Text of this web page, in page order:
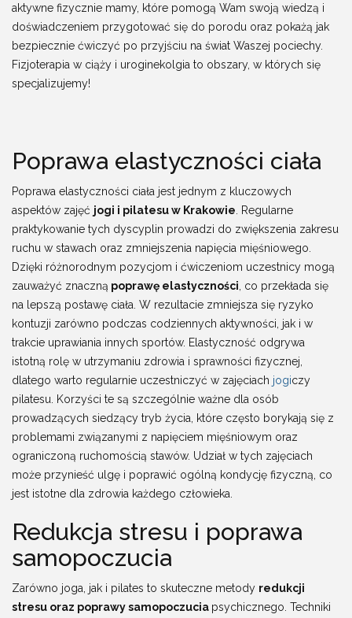
aktywne fizycznie mamy, które pomogą Wam swoją wiedzą i
doświadczeniem przygotować się do porodu oraz pokażą jak
bezpiecznie ćwiczyć po przyjściu na świat Waszej pociechy.
Fizjoterapia w ciąży i uroginekolgia to obszary, w których się
specjalizujemy!
Poprawa elastyczności ciała
Poprawa elastyczności ciała jest jednym z kluczowych
aspektów zajęć jogi i pilatesu w Krakowie . Regularne
praktykowanie tych dyscyplin prowadzi do zwiększenia zakresu
ruchu w stawach oraz zmniejszenia napięcia mięśniowego.
Dzięki różnorodnym pozycjom i ćwiczeniom uczestnicy mogą
zauważyć znaczną poprawę elastyczności , co przekłada się
na lepszą postawę ciała. W rezultacie zmniejsza się ryzyko
kontuzji zarówno podczas codziennych aktywności, jak i w
trakcie uprawiania innych sportów. Elastyczność odgrywa
istotną rolę w utrzymaniu zdrowia i sprawności fizycznej,
dlatego warto regularnie uczestniczyć w zajęciach jogiczy
pilatesu. Korzyści te są szczególnie ważne dla osób
prowadzących siedzący tryb życia, które często borykają się z
problemami związanymi z napięciem mięśniowym oraz
ograniczoną ruchomością stawów. Udział w tych zajęciach
może przynieść ulgę i poprawić ogólną kondycję fizyczną, co
jest istotne dla zdrowia każdego człowieka.
Redukcja stresu i poprawa
samopoczucia
Zarówno joga, jak i pilates to skuteczne metody redukcji
stresu oraz poprawy samopoczucia psychicznego. Techniki